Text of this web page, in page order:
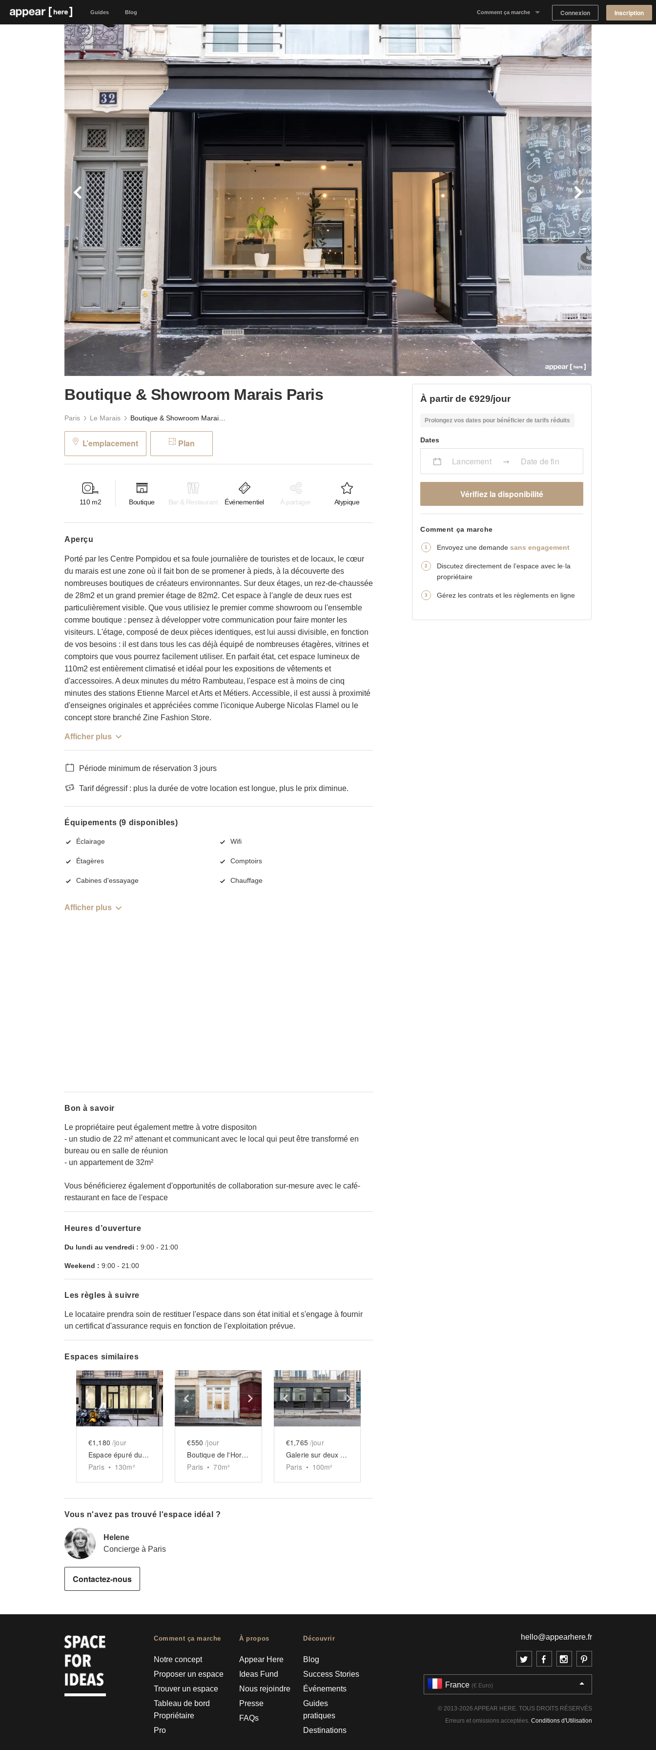
Guides Blog Comment ça marche
Proposer un espace
Trouver un espace
Tableau de Bord Propriétaire
Connexion Inscription
Boutique & Showroom Marais Paris
Paris Le Marais
L’emplacement Plan
110 m2 Boutique Bar & Restaurant Événementiel À partager Atypique
aperçu
Porté par les Centre Pompidou et sa foule journalière de touristes et de locaux, le cœur
du marais est une zone où il fait bon de se promener à pieds, à la découverte des
nombreuses boutiques de créateurs environnantes. Sur deux étages, un rez-de-chaussée
de 28m2 et un grand premier étage de 82m2. Cet espace à l'angle de deux rues est
particulièrement visible. Que vous utilisiez le premier comme showroom ou l'ensemble
comme boutique : pensez à développer votre communication pour faire monter les
visiteurs. L'étage, composé de deux pièces identiques, est lui aussi divisible, en fonction
de vos besoins : il est dans tous les cas déjà équipé de nombreuses étagères, vitrines et
comptoirs que vous pourrez facilement utiliser. En parfait état, cet espace lumineux de
110m2 est entièrement climatisé et idéal pour les expositions de vêtements et
d'accessoires. A deux minutes du métro Rambuteau, l'espace est à moins de cinq
minutes des stations Etienne Marcel et Arts et Métiers. Accessible, il est aussi à proximité
d'enseignes originales et appréciées comme l'iconique Auberge Nicolas Flamel ou le
concept store branché Zine Fashion Store.
Afficher plus
Période minimum de réservation 3 jours
Tarif dégressif : plus la durée de votre location est longue, plus le prix diminue.
Équipements (9 disponibles)
Éclairage Wifi
Étagères Comptoirs
Cabines d'essayage Chauffage
Afficher plus
Bon à savoir
Le propriétaire peut également mettre à votre dispositon
- un studio de 22 m² attenant et communicant avec le local qui peut être transformé en
bureau ou en salle de réunion
- un appartement de 32m²
Vous bénéficierez également d'opportunités de collaboration sur-mesure avec le café-
restaurant en face de l'espace
Heures d’ouverture
Du lundi au vendredi : 9:00 - 21:00
Weekend : 9:00 - 21:00
Les règles à suivre
Le locataire prendra soin de restituer l'espace dans son état initial et s'engage à fournir
un certificat d'assurance requis en fonction de l'exploitation prévue.
Espaces similaires
Show previous slideShow next slide
€1,180 /jour
Espace épuré du Marais
Paris • 130m²
Show previous slideShow next slide
€550 /jour
Boutique de l'Horloge sur trois niveaux
Paris • 70m²
Show previous slideShow next slide
€1,765 /jour
Galerie sur deux étages Beaubourg
Paris • 100m²
Vous n'avez pas trouvé l'espace idéal ?
Helene
Concierge à Paris
Contactez-nous
À partir de €929/jour
Prolongez vos dates pour bénéficier de tarifs réduits
Dates
Lancement Date de fin
Vérifiez la disponibilité
Comment ça marche
Envoyez une demandesans engagement
Discutez directement de l’espace avec le·la
propriétaire
Gérez les contrats et les règlements en ligne
Comment ça marche
Notre concept
Proposer un espace
Trouver un espace
Tableau de bord
Propriétaire
Pro
À propos
Appear Here
Ideas Fund
Nous rejoindre
Presse
FAQs
Découvrir
Blog
Success Stories
Événements
Guides
pratiques
Destinations
hello@appearhere.fr
France (€ Euro)
© 2013-2026 APPEAR HERE. TOUS DROITS RÉSERVÉS
Erreurs et omissions acceptées. Conditions d'Utilisation